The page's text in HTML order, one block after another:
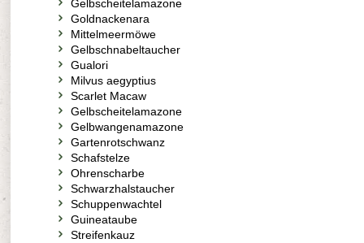
Gelbscheitelamazone
Goldnackenara
Mittelmeermöwe
Gelbschnabeltaucher
Gualori
Milvus aegyptius
Scarlet Macaw
Gelbscheitelamazone
Gelbwangenamazone
Gartenrotschwanz
Schafstelze
Ohrenscharbe
Schwarzhalstaucher
Schuppenwachtel
Guineataube
Streifenkauz